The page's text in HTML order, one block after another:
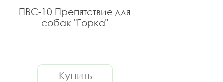
ПВС-10 Препятствие для
собак "Горка"
Купить